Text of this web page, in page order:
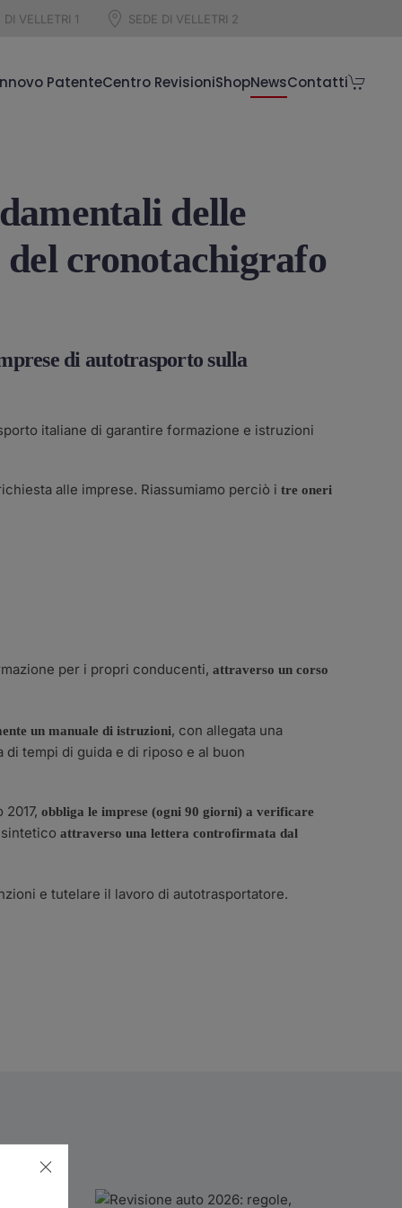
DI VELLETRI 1 SEDE DI VELLETRI 2
PatenteCentro RevisioniShopNewsContatti
delle
cronotachigrafo
di autotrasporto sulla
italiane di garantire formazione e istruzioni
alle imprese. Riassumiamo perciò i tre oneri
per i propri conducenti, attraverso un corso
un manuale di istruzioni, con allegata una
tempi di guida e di riposo e al buon
obbliga le imprese (ogni 90 giorni) a verificare
attraverso una lettera controfirmata dal
e tutelare il lavoro di autotrasportatore.